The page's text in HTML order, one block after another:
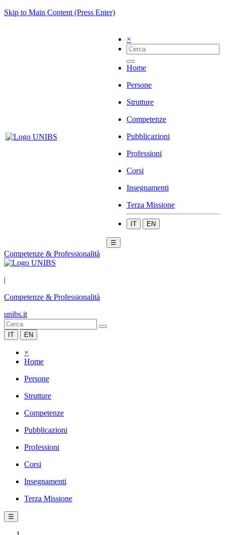
Skip to Main Content (Press Enter)
×
Home
Persone
Strutture
Competenze
Pubblicazioni
Professioni
Corsi
Insegnamenti
Terza Missione
IT EN
☰
Competenze & Professionalità
|
Competenze & Professionalità
unibs.it
IT EN
×
Home
Persone
Strutture
Competenze
Pubblicazioni
Professioni
Corsi
Insegnamenti
Terza Missione
☰